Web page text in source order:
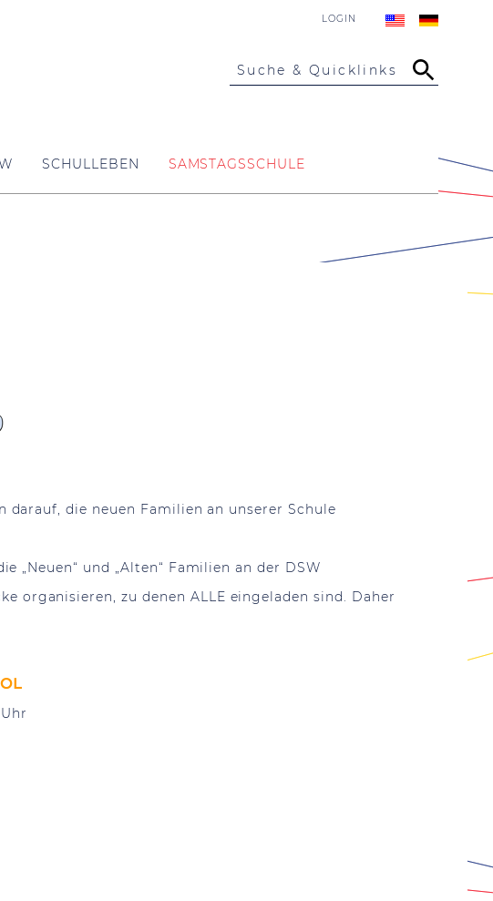
LOGIN
Suche & Quicklinks
SCHULLEBEN SAMSTAGSSCHULE
darauf, die neuen Familien an unserer Schule
„Neuen“ und „Alten“ Familien an der DSW
organisieren, zu denen ALLE eingeladen sind. Daher